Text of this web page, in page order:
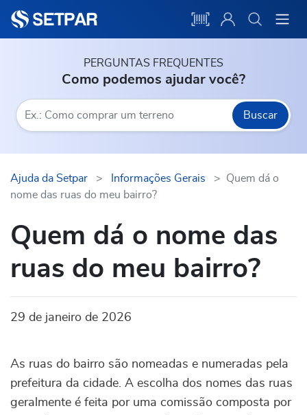
PERGUNTAS FREQUENTES
Como podemos ajudar você?
Buscar
Ajuda da Setpar > Informações Gerais >
Quem dá o
nome das ruas do meu bairro?
Quem dá o nome das
ruas do meu bairro?
29 de janeiro de 2026
As ruas do bairro são nomeadas e numeradas pela
prefeitura da cidade. A escolha dos nomes das ruas
geralmente é feita por uma comissão composta por